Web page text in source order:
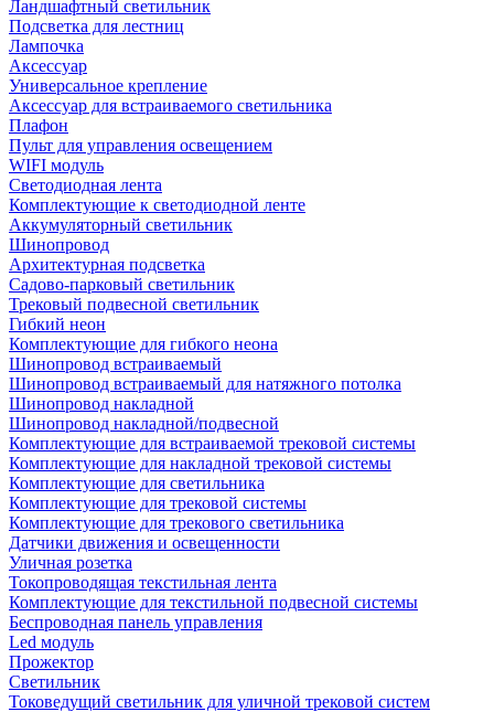
Ландшафтный светильник
Подсветка для лестниц
Лампочка
Аксессуар
Универсальное крепление
Аксессуар для встраиваемого светильника
Плафон
Пульт для управления освещением
WIFI модуль
Светодиодная лента
Комплектующие к светодиодной ленте
Аккумуляторный светильник
Шинопровод
Архитектурная подсветка
Садово-парковый светильник
Трековый подвесной светильник
Гибкий неон
Комплектующие для гибкого неона
Шинопровод встраиваемый
Шинопровод встраиваемый для натяжного потолка
Шинопровод накладной
Шинопровод накладной/подвесной
Комплектующие для встраиваемой трековой системы
Комплектующие для накладной трековой системы
Комплектующие для светильника
Комплектующие для трековой системы
Комплектующие для трекового светильника
Датчики движения и освещенности
Уличная розетка
Токопроводящая текстильная лента
Комплектующие для текстильной подвесной системы
Беспроводная панель управления
Led модуль
Прожектор
Светильник
Токоведущий светильник для уличной трековой систем